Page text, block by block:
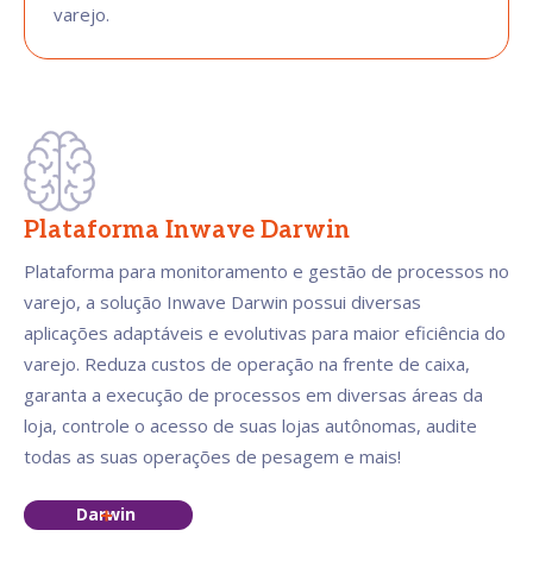
varejo.
Plataforma Inwave Darwin
Plataforma para monitoramento e gestão de processos no
varejo, a solução Inwave Darwin possui diversas
aplicações adaptáveis e evolutivas para maior eficiência do
varejo. Reduza custos de operação na frente de caixa,
garanta a execução de processos em diversas áreas da
loja, controle o acesso de suas lojas autônomas, audite
todas as suas operações de pesagem e mais!
Darwin